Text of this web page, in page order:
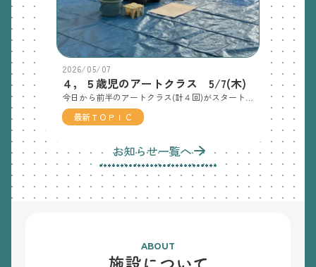
2026/05/07
４，５歳児のアートクラス 5/7(木)
最新ＴＯＰＩＣ
お知らせ一覧へ
ABOUT
施設について